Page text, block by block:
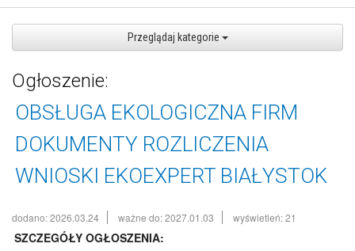
Przeglądaj kategorie
Ogłoszenie:
OBSŁUGA EKOLOGICZNA FIRM
DOKUMENTY ROZLICZENIA
WNIOSKI EKOEXPERT BIAŁYSTOK
dodano: 2026.03.24 ważne do: 2027.01.03 wyświetleń: 21
SZCZEGÓŁY OGŁOSZENIA: